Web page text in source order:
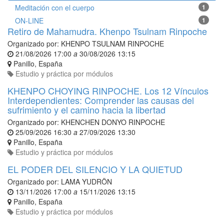
Meditación con el cuerpo 1
ON-LINE 1
Retiro de Mahamudra. Khenpo Tsulnam Rinpoche
Organizado por: KHENPO TSULNAM RINPOCHE
21/08/2026 17:00 a 30/08/2026 13:15
Panillo, España
Estudio y práctica por módulos
KHENPO CHOYING RINPOCHE. Los 12 Vínculos
Interdependientes: Comprender las causas del
sufrimiento y el camino hacia la libertad
Organizado por: KHENCHEN DONYO RINPOCHE
25/09/2026 16:30 a 27/09/2026 13:30
Panillo, España
Estudio y práctica por módulos
EL PODER DEL SILENCIO Y LA QUIETUD
Organizado por: LAMA YUDRÖN
13/11/2026 17:00 a 15/11/2026 13:15
Panillo, España
Estudio y práctica por módulos